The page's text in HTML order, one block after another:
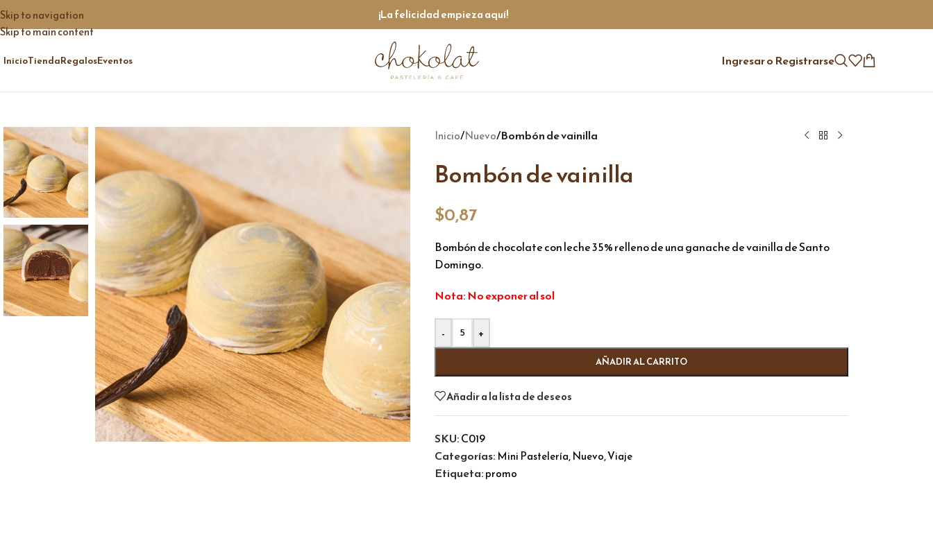
Skip to navigation
Skip to main content
¡La felicidad empieza aquí!
InicioTiendaRegalosEventos Ingresar o Registrarse
Inicio/Nuevo/Bombón de vainilla
Bombón de vainilla
$0,87
Bombón de chocolate con leche 35% relleno de una ganache de vainilla de Santo
Domingo.
Nota: No exponer al sol
- +
AÑADIR AL CARRITO
Alternative:
Añadir a la lista de deseos
SKU:C019
Categorías: Mini Pastelería,Nuevo,Viaje
Etiqueta:promo